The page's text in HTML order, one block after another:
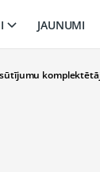
JAUNUMI